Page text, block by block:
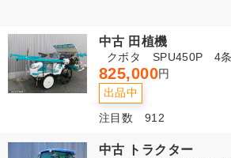
中古 田植機
クボタ SPU450P 4条
825,000円
出品中
注目数 912
中古 トラクター